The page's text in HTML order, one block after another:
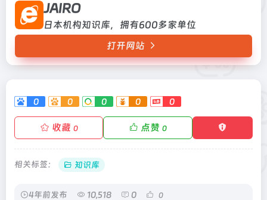
JAIRO
日本机构知识库，拥有600多家单位
打开网站
0 0 0 0 0
收藏 0 点赞 0
相关标签： 知识库
4年前发布 10,518 0 0